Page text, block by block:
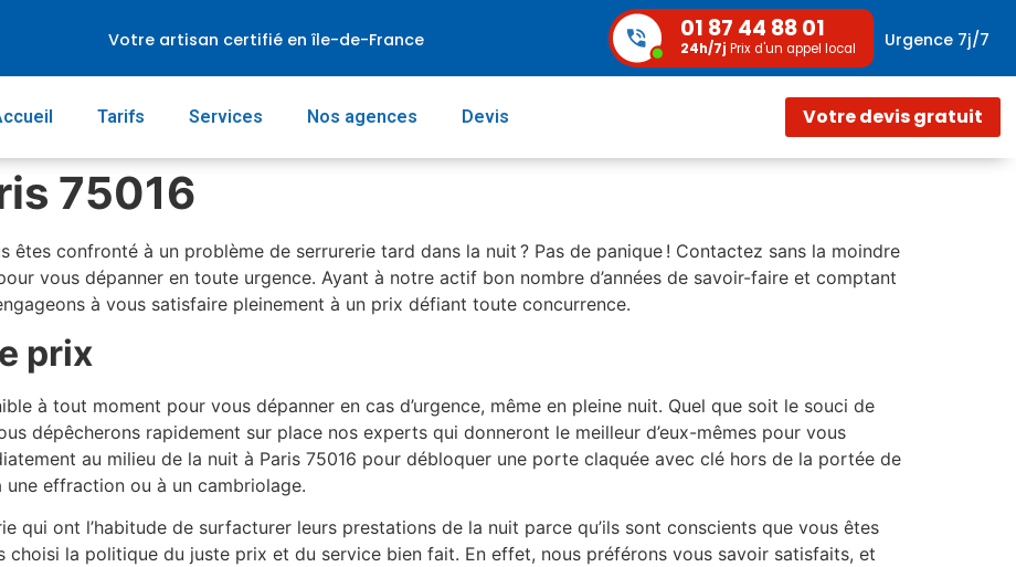
Votre artisan certifié en île-de-France 01 87 44 88 01
24h/7j Prix d'un appel local Urgence 7j/7
Tarifs Services Nos agences Devis Votre devis gratuit
75016
êtes confronté à un problème de serrurerie tard dans la nuit ? Pas de panique ! Contactez sans la moindre
vous dépanner en toute urgence. Ayant à notre actif bon nombre d’années de savoir-faire et comptant
à vous satisfaire pleinement à un prix défiant toute concurrence.
prix
à tout moment pour vous dépanner en cas d’urgence, même en pleine nuit. Quel que soit le souci de
dépêcherons rapidement sur place nos experts qui donneront le meilleur d’eux-mêmes pour vous
au milieu de la nuit à Paris 75016 pour débloquer une porte claquée avec clé hors de la portée de
effraction ou à un cambriolage.
qui ont l’habitude de surfacturer leurs prestations de la nuit parce qu’ils sont conscients que vous êtes
choisi la politique du juste prix et du service bien fait. En effet, nous préférons vous savoir satisfaits, et